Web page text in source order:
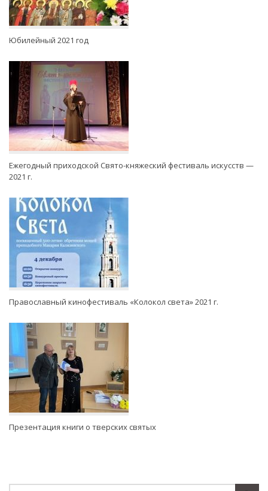
Юбилейный 2021 год
Ежегодный приходской Свято-княжеский фестиваль искусств —
2021 г.
Православный кинофестиваль «Колокол света» 2021 г.
Презентация книги о тверских святых